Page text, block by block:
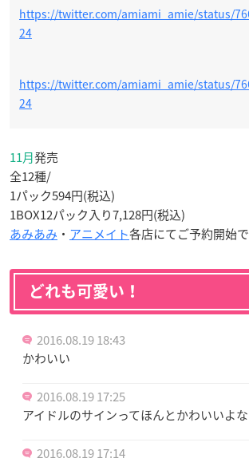
https://twitter.com/amiami_amie/status/
24
https://twitter.com/amiami_amie/status/
24
11月発売
全12種/
1パック594円(税込)
1BOX12パック入り7,128円(税込)
あみあみ ・ アニメイト各店にてご予約開始で
どれも可愛い！
2016.08.19 18:43
かわいい
2016.08.19 17:25
アイドルのサインってほんとかわいいよな
2016.08.19 17:14